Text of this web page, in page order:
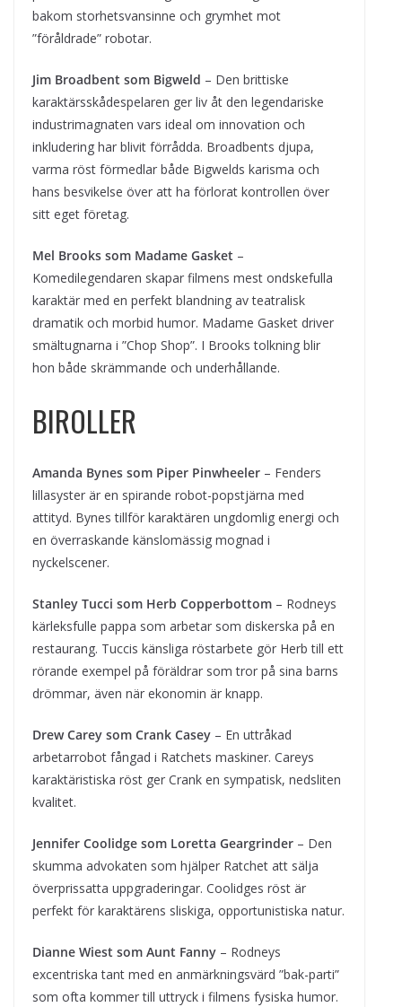
bakom storhetsvansinne och grymhet mot
”föråldrade” robotar.
Jim Broadbent som Bigweld – Den brittiske
karaktärsskådespelaren ger liv åt den legendariske
industrimagnaten vars ideal om innovation och
inkludering har blivit förrådda. Broadbents djupa,
varma röst förmedlar både Bigwelds karisma och
hans besvikelse över att ha förlorat kontrollen över
sitt eget företag.
Mel Brooks som Madame Gasket –
Komedilegendaren skapar filmens mest ondskefulla
karaktär med en perfekt blandning av teatralisk
dramatik och morbid humor. Madame Gasket driver
smältugnarna i ”Chop Shop”. I Brooks tolkning blir
hon både skrämmande och underhållande.
BIROLLER
Amanda Bynes som Piper Pinwheeler – Fenders
lillasyster är en spirande robot-popstjärna med
attityd. Bynes tillför karaktären ungdomlig energi och
en överraskande känslomässig mognad i
nyckelscener.
Stanley Tucci som Herb Copperbottom – Rodneys
kärleksfulle pappa som arbetar som diskerska på en
restaurang. Tuccis känsliga röstarbete gör Herb till ett
rörande exempel på föräldrar som tror på sina barns
drömmar, även när ekonomin är knapp.
Drew Carey som Crank Casey – En uttråkad
arbetarrobot fångad i Ratchets maskiner. Careys
karaktäristiska röst ger Crank en sympatisk, nedsliten
kvalitet.
Jennifer Coolidge som Loretta Geargrinder – Den
skumma advokaten som hjälper Ratchet att sälja
överprissatta uppgraderingar. Coolidges röst är
perfekt för karaktärens sliskiga, opportunistiska natur.
Dianne Wiest som Aunt Fanny – Rodneys
excentriska tant med en anmärkningsvärd ”bak-parti”
som ofta kommer till uttryck i filmens fysiska humor.